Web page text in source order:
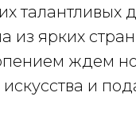
талантливых
из ярких
ждем
искусства и